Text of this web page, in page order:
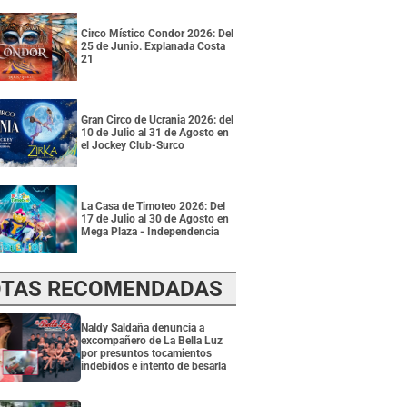
Circo Místico Condor 2026: Del
25 de Junio. Explanada Costa
21
Gran Circo de Ucrania 2026: del
10 de Julio al 31 de Agosto en
el Jockey Club-Surco
La Casa de Timoteo 2026: Del
17 de Julio al 30 de Agosto en
Mega Plaza - Independencia
RECOMENDADAS
Naldy Saldaña denuncia a
excompañero de La Bella Luz
por presuntos tocamientos
indebidos e intento de besarla